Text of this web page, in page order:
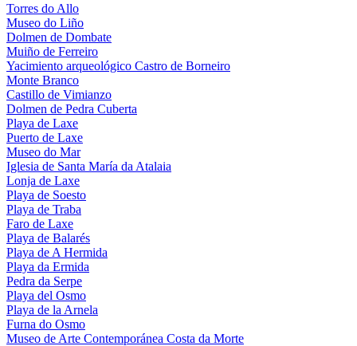
Torres do Allo
Museo do Liño
Dolmen de Dombate
Muiño de Ferreiro
Yacimiento arqueológico Castro de Borneiro
Monte Branco
Castillo de Vimianzo
Dolmen de Pedra Cuberta
Playa de Laxe
Puerto de Laxe
Museo do Mar
Iglesia de Santa María da Atalaia
Lonja de Laxe
Playa de Soesto
Playa de Traba
Faro de Laxe
Playa de Balarés
Playa de A Hermida
Playa da Ermida
Pedra da Serpe
Playa del Osmo
Playa de la Arnela
Furna do Osmo
Museo de Arte Contemporánea Costa da Morte